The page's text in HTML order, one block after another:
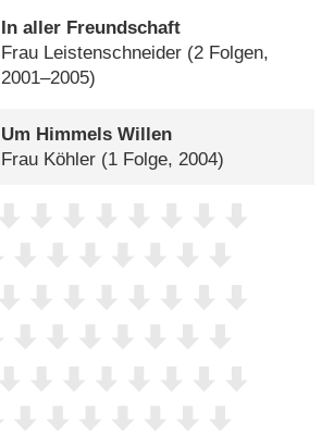
In aller Freundschaft
Frau Leistenschneider (2 Folgen,
2001–2005)
Um Himmels Willen
Frau Köhler (1 Folge, 2004)